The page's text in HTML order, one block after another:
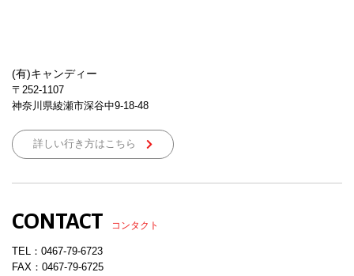
(有)キャンディー
〒252-1107
神奈川県綾瀬市深谷中9-18-48
詳しい行き方はこちら
CONTACT コンタクト
TEL： 0467-79-6723
FAX：0467-79-6725